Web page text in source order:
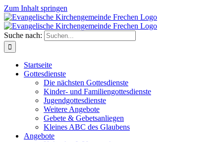
Zum Inhalt springen
Suche nach:
Startseite
Gottesdienste
Die nächsten Gottesdienste
Kinder- und Familiengottesdienste
Jugendgottesdienste
Weitere Angebote
Gebete & Gebetsanliegen
Kleines ABC des Glaubens
Angebote